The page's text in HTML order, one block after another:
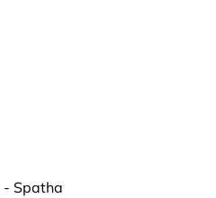
- Spatha